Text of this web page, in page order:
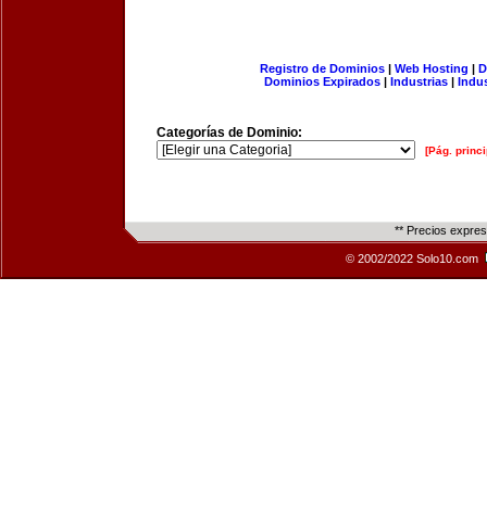
Registro de Dominios| Web Hosting |
Dominios Expirados | Industrias |
Categorías de Dominio:
[Pág.
** Precios
© 2002/2022 Solo10.com